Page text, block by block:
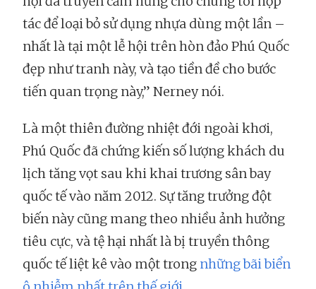
tác để loại bỏ sử dụng nhựa dùng một lần –
nhất là tại một lễ hội trên hòn đảo Phú Quốc
đẹp như tranh này, và tạo tiền đề cho bước
tiến quan trọng này,” Nerney nói.
Là một thiên đường nhiệt đới ngoài khơi,
Phú Quốc đã chứng kiến ​​số lượng khách du
lịch tăng vọt sau khi khai trương sân bay
quốc tế vào năm 2012. Sự tăng trưởng đột
biến này cũng mang theo nhiều ảnh hưởng
tiêu cực, và tệ hại nhất là bị truyền thông
quốc tế liệt kê vào một trong những bãi biển